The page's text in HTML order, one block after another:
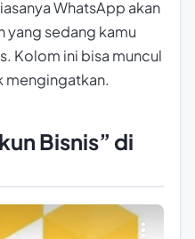
WhatsApp akan
yang sedang kamu
Kolom ini bisa muncul
mengingatkan.
Bisnis” di